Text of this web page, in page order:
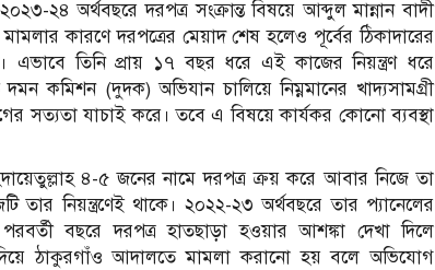
২৪ অর্থবছরে দরপত্র সংক্রান্ত বিষয়ে আব্দুল মান্নান বাদী
কারণে দরপত্রের মেয়াদ শেষ হলেও পূর্বের ঠিকাদারের
এভাবে তিনি প্রায় ১৭ বছর ধরে এই কাজের নিয়ন্ত্রণ ধরে
কমিশন (দুদক) অভিযান চালিয়ে নিম্নমানের খাদ্যসামগ্রী
সত্যতা যাচাই করে। তবে এ বিষয়ে কার্যকর কোনো ব্যবস্থা
৪-৫ জনের নামে দরপত্র ক্রয় করে আবার নিজে তা
নিয়ন্ত্রণেই থাকে। ২০২২-২৩ অর্থবছরে তার প্যানেলের
বছরে দরপত্র হাতছাড়া হওয়ার আশঙ্কা দেখা দিলে
ঠাকুরগাঁও আদালতে মামলা করানো হয় বলে অভিযোগ